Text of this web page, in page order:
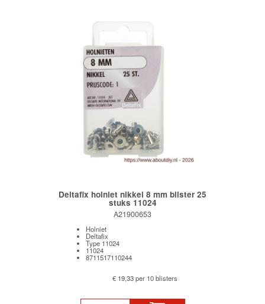
Deltafix holniet nikkel 8 mm blister 25
stuks 11024
A21900653
Holniet
Deltafix
Type 11024
11024
8711517110244
€ 19,33 per 10 blisters